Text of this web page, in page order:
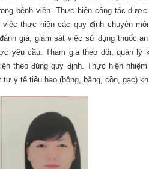
bệnh viện. Thực hiện công tác
thực hiện các quy định chuyên
giá, giám sát việc sử dụng thuốc
yêu cầu. Tham gia theo dõi, quản lý
theo đúng quy định. Thực hiện
y tế tiêu hao (bông, băng, cồn, gạc)